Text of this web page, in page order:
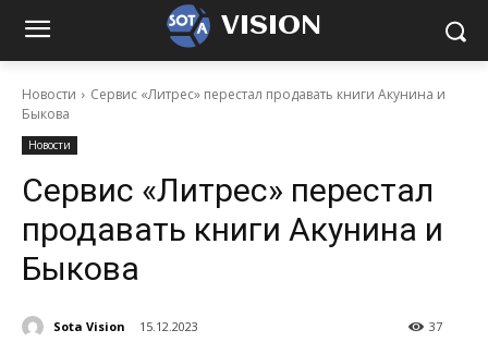
VISION
Новости
Сервис «Литрес» перестал продавать книги Акунина и
Быкова
Новости
Сервис «Литрес» перестал
продавать книги Акунина и
Быкова
Sota Vision 15.12.2023 37